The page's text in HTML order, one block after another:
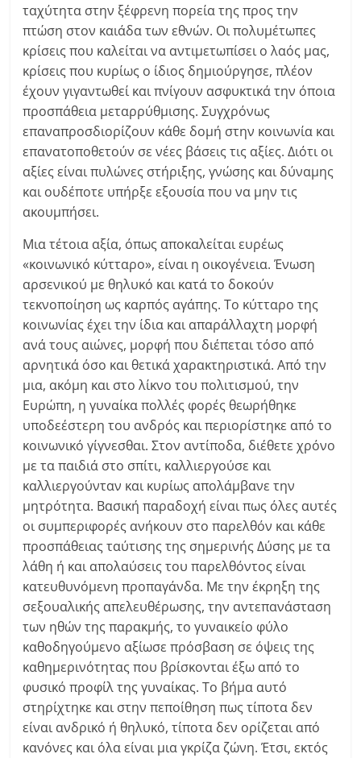
ταχύτητα στην ξέφρενη πορεία της προς την
πτώση στον καιάδα των εθνών. Οι πολυμέτωπες
κρίσεις που καλείται να αντιμετωπίσει ο λαός μας,
κρίσεις που κυρίως ο ίδιος δημιούργησε, πλέον
έχουν γιγαντωθεί και πνίγουν ασφυκτικά την όποια
προσπάθεια μεταρρύθμισης. Συγχρόνως
επαναπροσδιορίζουν κάθε δομή στην κοινωνία και
επανατοποθετούν σε νέες βάσεις τις αξίες. Διότι οι
αξίες είναι πυλώνες στήριξης, γνώσης και δύναμης
και ουδέποτε υπήρξε εξουσία που να μην τις
ακουμπήσει.
Μια τέτοια αξία, όπως αποκαλείται ευρέως
«κοινωνικό κύτταρο», είναι η οικογένεια. Ένωση
αρσενικού με θηλυκό και κατά το δοκούν
τεκνοποίηση ως καρπός αγάπης. Το κύτταρο της
κοινωνίας έχει την ίδια και απαράλλαχτη μορφή
ανά τους αιώνες, μορφή που διέπεται τόσο από
αρνητικά όσο και θετικά χαρακτηριστικά. Από την
μια, ακόμη και στο λίκνο του πολιτισμού, την
Ευρώπη, η γυναίκα πολλές φορές θεωρήθηκε
υποδεέστερη του ανδρός και περιορίστηκε από το
κοινωνικό γίγνεσθαι. Στον αντίποδα, διέθετε χρόνο
με τα παιδιά στο σπίτι, καλλιεργούσε και
καλλιεργούνταν και κυρίως απολάμβανε την
μητρότητα. Βασική παραδοχή είναι πως όλες αυτές
οι συμπεριφορές ανήκουν στο παρελθόν και κάθε
προσπάθειας ταύτισης της σημερινής Δύσης με τα
λάθη ή και απολαύσεις του παρελθόντος είναι
κατευθυνόμενη προπαγάνδα. Με την έκρηξη της
σεξουαλικής απελευθέρωσης, την αντεπανάσταση
των ηθών της παρακμής, το γυναικείο φύλο
καθοδηγούμενο αξίωσε πρόσβαση σε όψεις της
καθημερινότητας που βρίσκονται έξω από το
φυσικό προφίλ της γυναίκας. Το βήμα αυτό
στηρίχτηκε και στην πεποίθηση πως τίποτα δεν
είναι ανδρικό ή θηλυκό, τίποτα δεν ορίζεται από
κανόνες και όλα είναι μια γκρίζα ζώνη. Έτσι, εκτός